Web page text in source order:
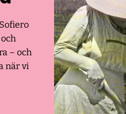
– och
när vi